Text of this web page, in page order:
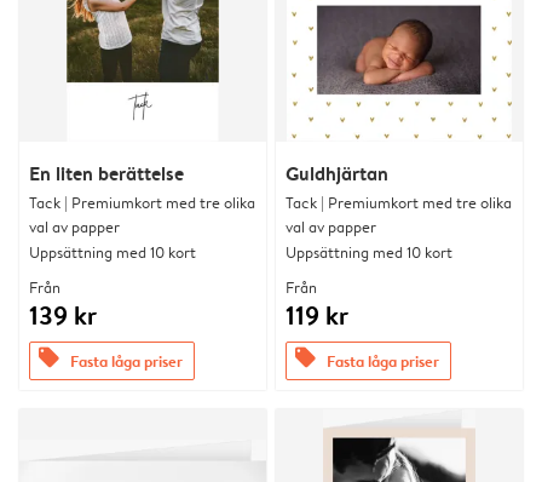
En liten berättelse
Tack | Premiumkort med tre olika
val av papper
Uppsättning med 10 kort
Från
139 kr
offers Fasta låga priser
Guldhjärtan
Tack | Premiumkort med tre olika
val av papper
Uppsättning med 10 kort
Från
119 kr
offers Fasta låga priser